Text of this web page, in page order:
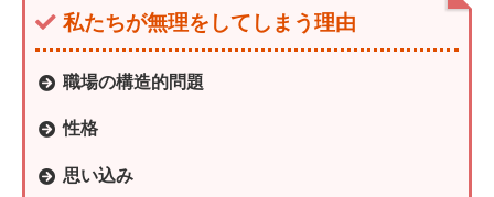
私たちが無理をしてしまう理由
職場の構造的問題
性格
思い込み